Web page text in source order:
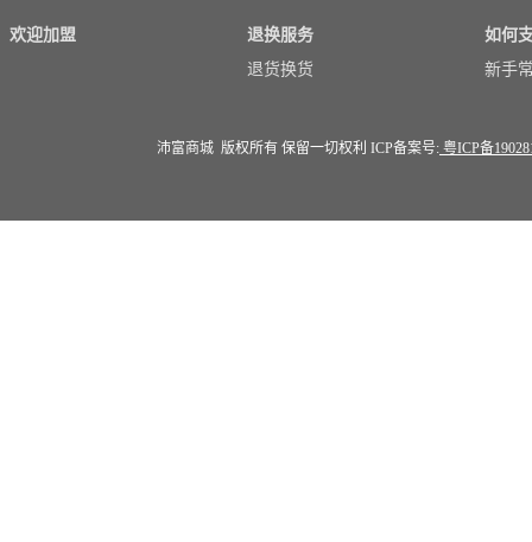
欢迎加盟
退换服务
退货换货
如何
新手
沛富商城 版权所有 保留一切权利 ICP备案号: 粤ICP备